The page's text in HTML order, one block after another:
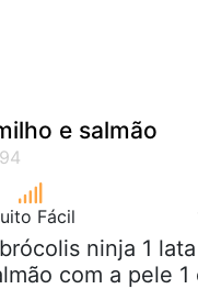
e salmão
Fácil
ninja 1
com a pele 1